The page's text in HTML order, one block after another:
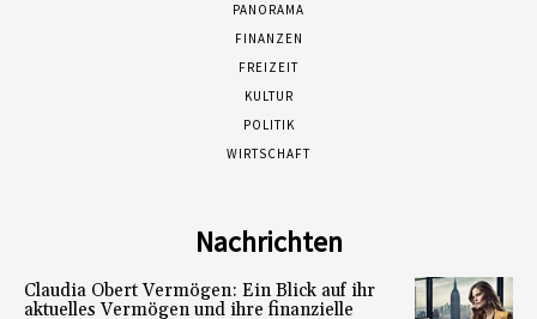
PANORAMA
FINANZEN
FREIZEIT
KULTUR
POLITIK
WIRTSCHAFT
Nachrichten
Claudia Obert Vermögen: Ein Blick auf ihr
aktuelles Vermögen und ihre finanzielle